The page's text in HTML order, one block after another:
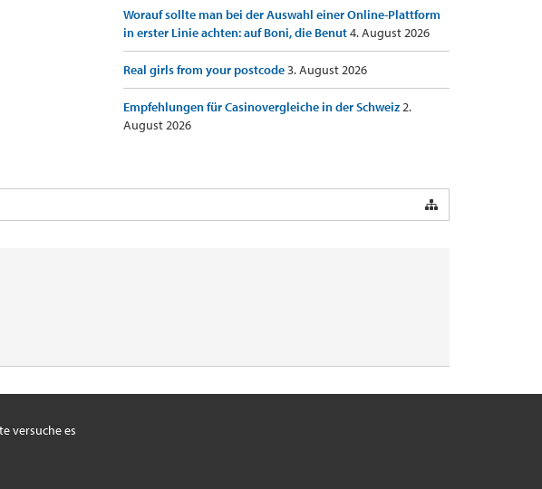
Worauf sollte man bei der Auswahl einer Online-Plattform
in erster Linie achten: auf Boni, die Benut4. August 2026
Real girls from your postcode3. August 2026
Empfehlungen für Casinovergleiche in der Schweiz2.
August 2026
versuche es